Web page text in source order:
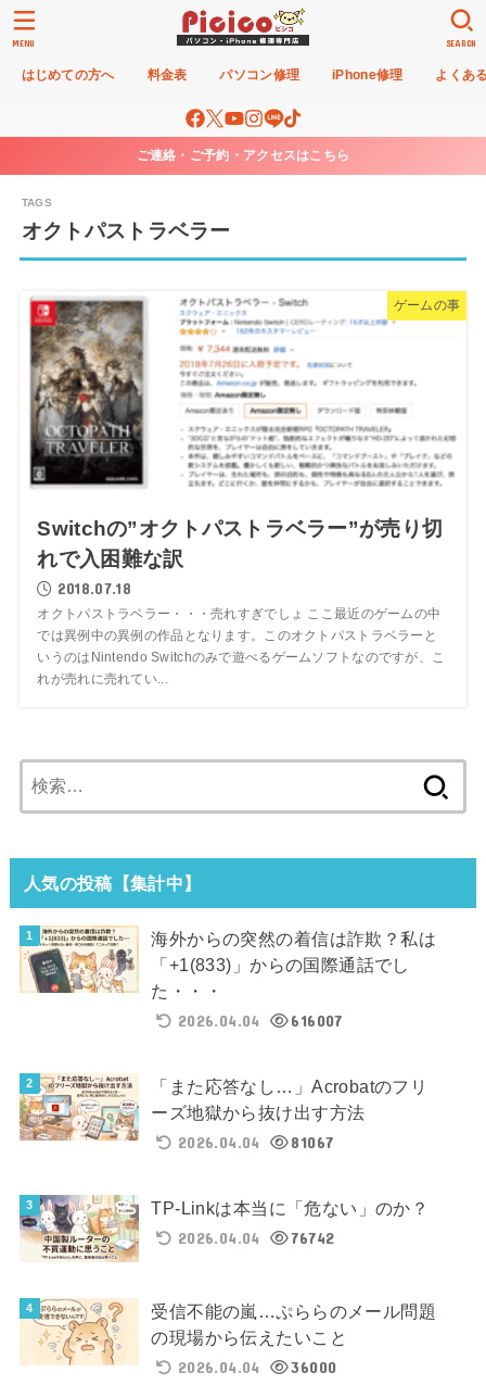
はじめての方へ 料金表 パソコン修理 iPhone修理 よくあ
SEARCH
MENU
ご連絡・ご予約・アクセスはこちら
オクトパストラベラー
ゲームの事
Switchの”オクトパストラベラー”が売り切
れで入困難な訳
2018.07.18
オクトパストラベラー・・・売れすぎでしょ ここ最近のゲームの中
では異例中の異例の作品となります。このオクトパストラベラーと
いうのはNintendo Switchのみで遊べるゲームソフトなのですが、こ
れが売れに売れてい...
索:
人気の投稿【集計中】
海外からの突然の着信は詐欺？私は
「+1(833)」からの国際通話でし
た・・・
2026.04.04
616007
「また応答なし…」Acrobatのフリ
ーズ地獄から抜け出す方法
2026.04.04
81067
TP-Linkは本当に「危ない」のか？
2026.04.04
76742
受信不能の嵐…ぷららのメール問題
の現場から伝えたいこと
2026.04.04
36000